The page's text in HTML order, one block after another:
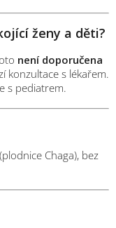
ženy a děti?
není doporučena
konzultace s lékařem.
s pediatrem.
(plodnice Chaga), bez